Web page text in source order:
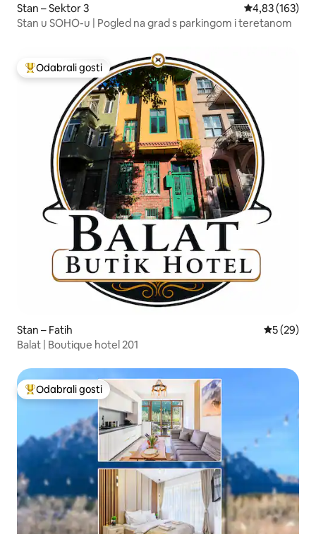
Stan – Sektor 3 Prosječna
4,83 (163)
Stan u SOHO-u | Pogled na grad s parkingom i teretanom
Među najviše rangiranima s oznakom „Odabrali gosti”
Odabrali gosti
Stan – Fatih Prosječna
5 (29)
Balat | Boutique hotel 201
Među najviše rangiranima s oznakom „Odabrali gosti”
Odabrali gosti